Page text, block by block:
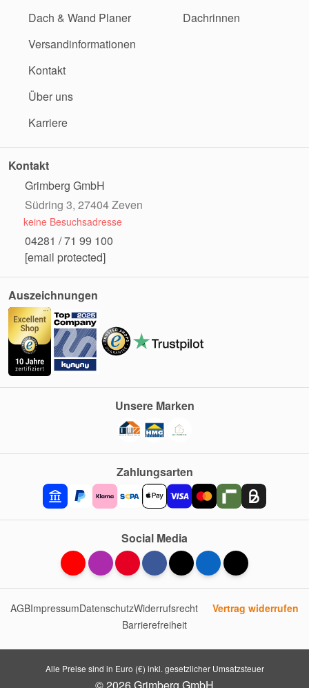
Dach & Wand Planer
Versandinformationen
Kontakt
Über uns
Karriere
Dachrinnen
Kontakt
Grimberg GmbH
Südring 3, 27404 Zeven
keine Besuchsadresse
04281 / 71 99 100
[email protected]
Auszeichnungen
Zahlungsarten
Unsere Marken
Social Media
AGBImpressumDatenschutzWiderrufsrecht
Vertrag widerrufen
Barrierefreiheit
Alle Preise sind in Euro (€) inkl. gesetzlicher Umsatzsteuer